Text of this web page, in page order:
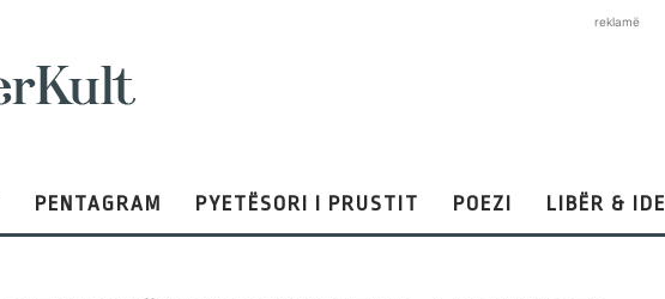
reklamë
PENTAGRAM PYETËSORI I PRUSTIT POEZI LIBËR & IDE